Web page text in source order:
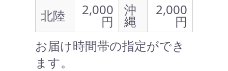
北陸
2,000
円
沖
縄
2,000
円
お届け時間帯の指定ができ
ます。